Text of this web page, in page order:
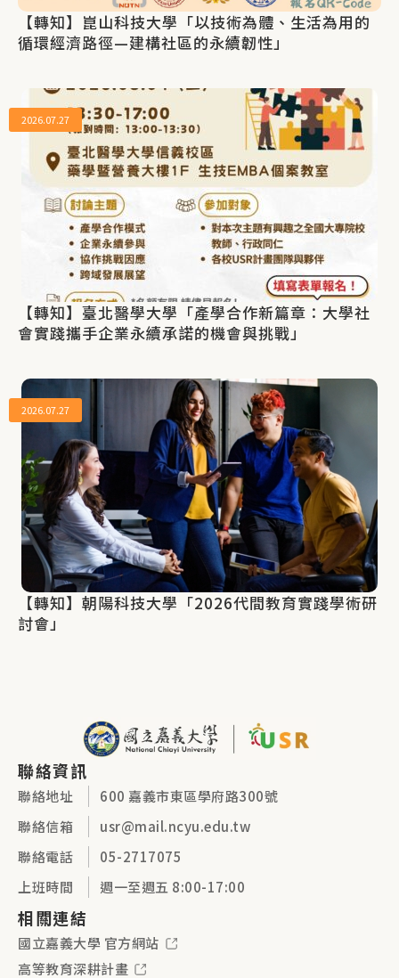
【轉知】崑山科技大學「以技術為體、生活為用的
循環經濟路徑—建構社區的永續韌性」
【轉知】臺北醫學大學「產學合作新篇章：大學社
會實踐攜手企業永續承諾的機會與挑戰」
2026.07.27
【轉知】朝陽科技大學「2026代間教育實踐學術研
討會」
2026.07.27
聯絡資訊
聯絡地址
600 嘉義市東區學府路300號
聯絡信箱
usr@mail.ncyu.edu.tw
聯絡電話
05-2717075
上班時間
週一至週五 8:00-17:00
相關連結
國立嘉義大學 官方網站
高等教育深耕計畫